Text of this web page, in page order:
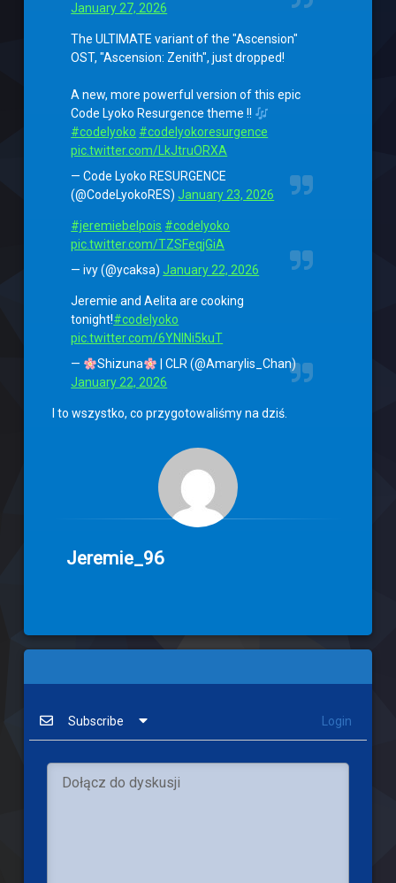
January 27, 2026
The ULTIMATE variant of the "Ascension"
OST, "Ascension: Zenith", just dropped!
A new, more powerful version of this epic
Code Lyoko Resurgence theme !!
#codelyoko #codelyokoresurgence
pic.twitter.com/LkJtruORXA
— Code Lyoko RESURGENCE
(@CodeLyokoRES) January 23, 2026
#jeremiebelpois #codelyoko
pic.twitter.com/TZSFeqjGiA
— ivy (@ycaksa) January 22, 2026
Jeremie and Aelita are cooking
tonight!#codelyoko
pic.twitter.com/6YNlNi5kuT
—
Shizuna
| CLR (@Amarylis_Chan)
January 22, 2026
I to wszystko, co przygotowaliśmy na dziś.
Jeremie_96
Subscribe Login